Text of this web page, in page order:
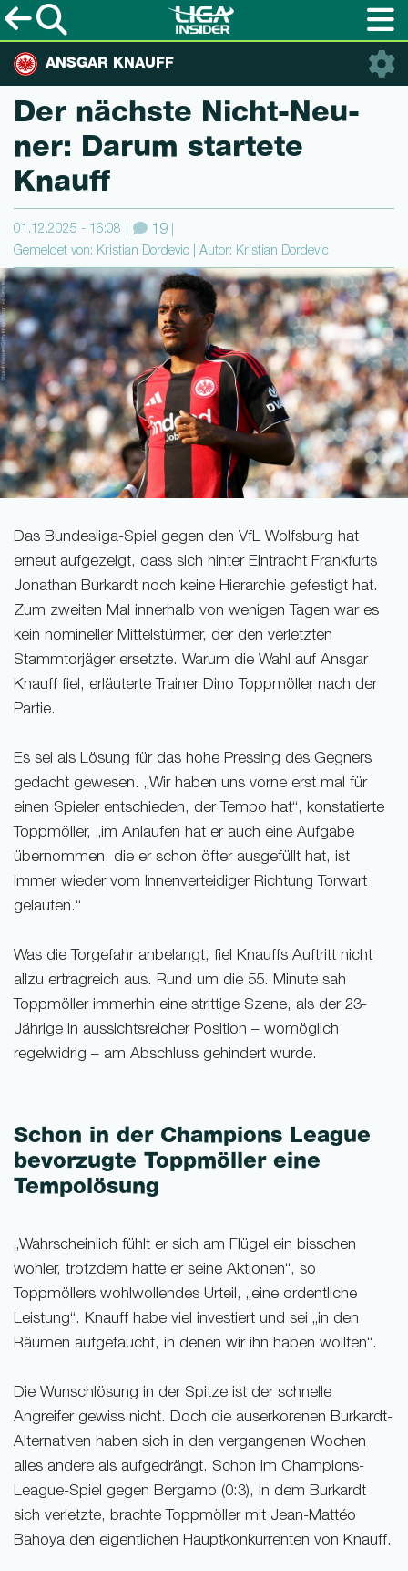
ANSGAR KNAUFF
Der nächste Nicht-Neu­
ner: Darum startete
Knauff
01.12.2025 - 16:08 19
Gemeldet von: Kristian Dordevic | Autor: Kristian Dordevic
Das Bundesliga-Spiel gegen den VfL Wolfsburg hat
erneut aufgezeigt, dass sich hinter Eintracht Frankfurts
Jonathan Burkardt noch keine Hierarchie gefestigt hat.
Zum zweiten Mal innerhalb von wenigen Tagen war es
kein nomineller Mittelstürmer, der den verletzten
Stammtorjäger ersetzte. Warum die Wahl auf Ansgar
Knauff fiel, erläuterte Trainer Dino Toppmöller nach der
Partie.
Es sei als Lösung für das hohe Pressing des Gegners
gedacht gewesen. „Wir haben uns vorne erst mal für
einen Spieler entschieden, der Tempo hat“, konstatierte
Toppmöller, „im Anlaufen hat er auch eine Aufgabe
übernommen, die er schon öfter ausgefüllt hat, ist
immer wieder vom Innenverteidiger Richtung Torwart
gelaufen.“
Was die Torgefahr anbelangt, fiel Knauffs Auftritt nicht
allzu ertragreich aus. Rund um die 55. Minute sah
Toppmöller immerhin eine strittige Szene, als der 23-
Jährige in aussichtsreicher Position – womöglich
regelwidrig – am Abschluss gehindert wurde.
Schon in der Champions League
bevorzugte Toppmöller eine
Tempolösung
„Wahrscheinlich fühlt er sich am Flügel ein bisschen
wohler, trotzdem hatte er seine Aktionen“, so
Toppmöllers wohlwollendes Urteil, „eine ordentliche
Leistung“. Knauff habe viel investiert und sei „in den
Räumen aufgetaucht, in denen wir ihn haben wollten“.
Die Wunschlösung in der Spitze ist der schnelle
Angreifer gewiss nicht. Doch die auserkorenen Burkardt-
Alternativen haben sich in den vergangenen Wochen
alles andere als aufgedrängt. Schon im Champions-
League-Spiel gegen Bergamo (0:3), in dem Burkardt
sich verletzte, brachte Toppmöller mit Jean-Mattéo
Bahoya den eigentlichen Hauptkonkurrenten von Knauff.